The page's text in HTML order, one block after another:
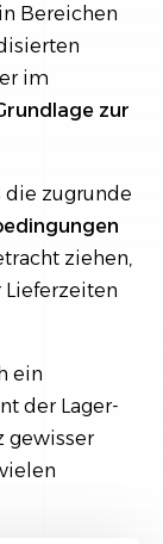
Bereichen
im
zur
die zugrunde
ziehen,
Lieferzeiten
ein
der Lager-
gewisser